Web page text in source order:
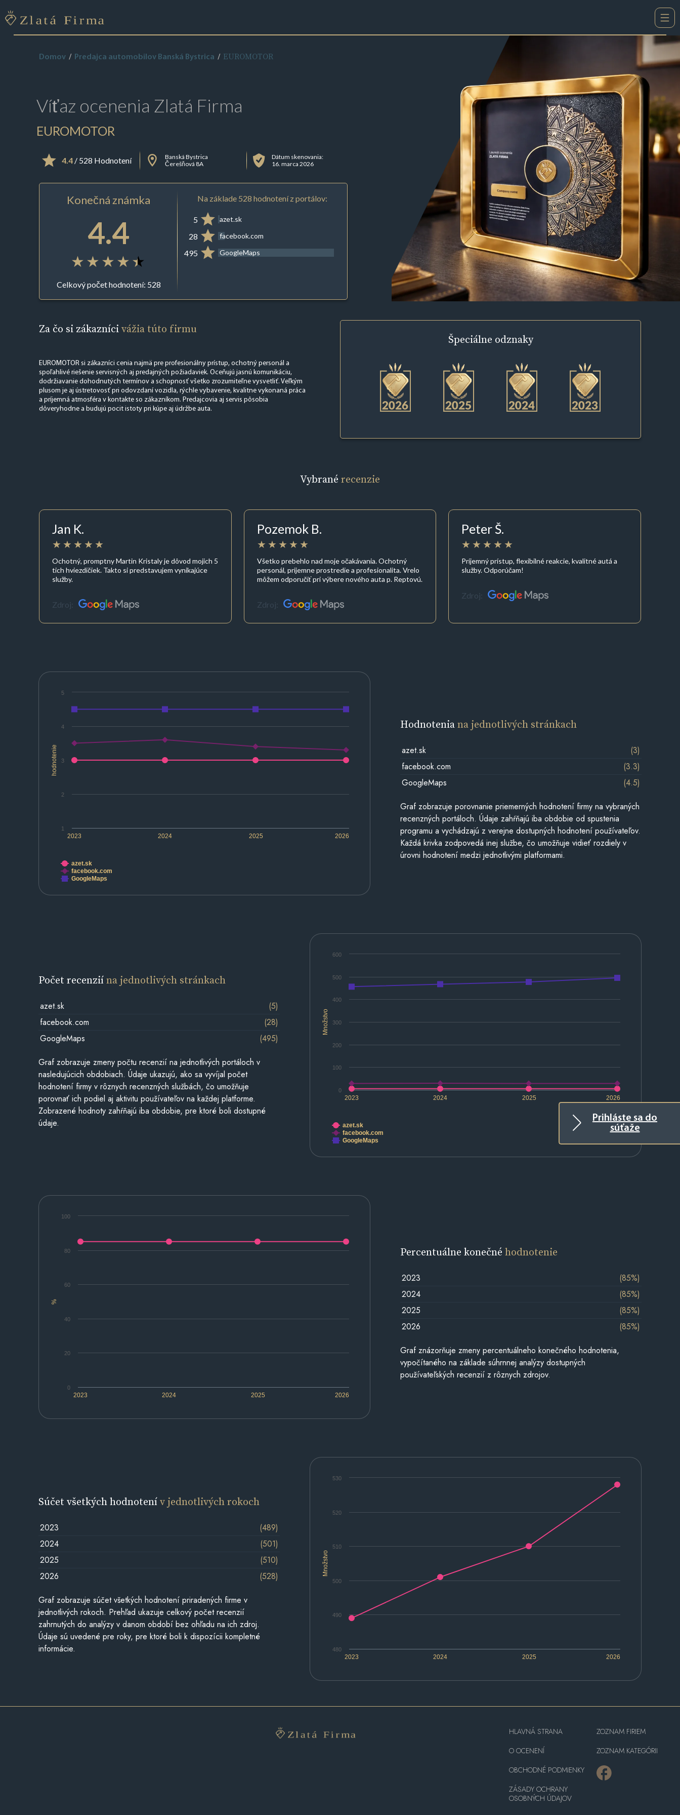
Prihláste sa do
súťaže
Domov Predajca automobilov Banská Bystrica EUROMOTOR
Víťaz ocenenia Zlatá Firma
EUROMOTOR
4.4/ 528 Hodnotení
Banská Bystrica
Čerešňová 8A
Dátum skenovania:
16. marca 2026
Konečná známka
4.4
Celkový počet hodnotení: 528
Na základe 528 hodnotení z portálov:
5 azet.sk
28 facebook.com
495 GoogleMaps
Za čo si zákaznícivážia túto firmu
EUROMOTOR si zákazníci cenia najmä pre profesionálny prístup, ochotný personál a
spoľahlivé riešenie servisných aj predajných požiadaviek. Oceňujú jasnú komunikáciu,
dodržiavanie dohodnutých termínov a schopnosť všetko zrozumiteľne vysvetliť. Veľkým
plusom je aj ústretovosť pri odovzdaní vozidla, rýchle vybavenie, kvalitne vykonaná práca
a príjemná atmosféra v kontakte so zákazníkom. Predajcovia aj servis pôsobia
dôveryhodne a budujú pocit istoty pri kúpe aj údržbe auta.
Špeciálne odznaky
Vybrané recenzie
Jan K.
Ochotný, promptny Martin Kristaly je dôvod mojich 5
tich hviezdičiek. Takto si predstavujem vynikajúce
služby.
Zdroj:
Pozemok B.
Všetko prebehlo nad moje očakávania. Ochotný
personál, prijemne prostredie a profesionalita. Vrelo
môžem odporučiť pri výbere nového auta p. Reptovú.
Zdroj:
Peter Š.
Príjemný prístup, flexibilné reakcie, kvalitné autá a
služby. Odporúčam!
Zdroj:
hodnotenie
2023 2024 2025 2026
1
2
3
4
5
azet.sk
facebook.com
GoogleMaps
Hodnoteniana jednotlivých stránkach
azet.sk
(3)
facebook.com
(3.3)
GoogleMaps
(4.5)
Graf zobrazuje porovnanie priemerných hodnotení firmy na vybraných
recenzných portáloch. Údaje zahŕňajú iba obdobie od spustenia
programu a vychádzajú z verejne dostupných hodnotení používateľov.
Každá krivka zodpovedá inej službe, čo umožňuje vidieť rozdiely v
úrovni hodnotení medzi jednotlivými platformami.
Množstvo
2023 2024 2025 2026
0
100
200
300
400
500
600
azet.sk
facebook.com
GoogleMaps
Počet recenziína jednotlivých stránkach
azet.sk
(5)
facebook.com
(28)
GoogleMaps
(495)
Graf zobrazuje zmeny počtu recenzií na jednotlivých portáloch v
nasledujúcich obdobiach. Údaje ukazujú, ako sa vyvíjal počet
hodnotení firmy v rôznych recenzných službách, čo umožňuje
porovnať ich podiel aj aktivitu používateľov na každej platforme.
Zobrazené hodnoty zahŕňajú iba obdobie, pre ktoré boli dostupné
údaje.
%
2023 2024 2025 2026
0
20
40
60
80
100
Percentuálne konečnéhodnotenie
2023
(85%)
2024
(85%)
2025
(85%)
2026
(85%)
Graf znázorňuje zmeny percentuálneho konečného hodnotenia,
vypočítaného na základe súhrnnej analýzy dostupných
používateľských recenzií z rôznych zdrojov.
Množstvo
2023 2024 2025 2026
480
490
500
510
520
530
Súčet všetkých hodnotenív jednotlivých rokoch
2023
(489)
2024
(501)
2025
(510)
2026
(528)
Graf zobrazuje súčet všetkých hodnotení priradených firme v
jednotlivých rokoch. Prehľad ukazuje celkový počet recenzií
zahrnutých do analýzy v danom období bez ohľadu na ich zdroj.
Údaje sú uvedené pre roky, pre ktoré boli k dispozícii kompletné
informácie.
HLAVNÁ STRANA
O OCENENÍ
OBCHODNÉ PODMIENKY
ZÁSADY OCHRANY
OSOBNÝCH ÚDAJOV
ZOZNAM FIRIEM
ZOZNAM KATEGÓRII